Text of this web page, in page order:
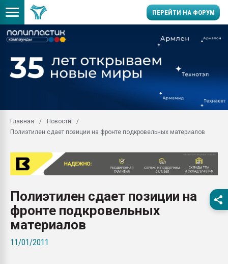
ПЕРЕЙТИ НА ФОРУМ
Вакуум-формовочные
28.07.2026
Всё, что касается
бутылок
Материал поверхности
вакуумного
Главная
Новости
Полиэтилен сдает позиции на фронте подкровельных материалов
Полиэтилен сдает позиции на
фронте подкровельных
материалов
11/01/2011